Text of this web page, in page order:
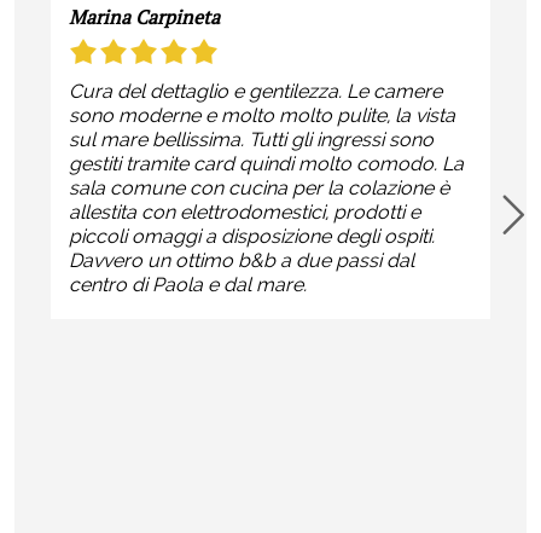
Marina Carpineta
Cura del dettaglio e gentilezza. Le camere
sono moderne e molto molto pulite, la vista
sul mare bellissima. Tutti gli ingressi sono
gestiti tramite card quindi molto comodo. La
sala comune con cucina per la colazione è
allestita con elettrodomestici, prodotti e
piccoli omaggi a disposizione degli ospiti.
Davvero un ottimo b&b a due passi dal
centro di Paola e dal mare.